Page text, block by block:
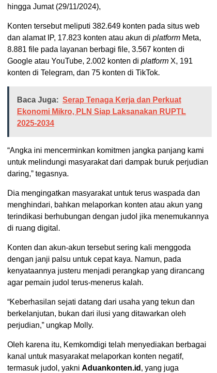
hingga Jumat (29/11/2024),
Konten tersebut meliputi 382.649 konten pada situs web
dan alamat IP, 17.823 konten atau akun di platform Meta,
8.881 file pada layanan berbagi file, 3.567 konten di
Google atau YouTube, 2.002 konten di platform X, 191
konten di Telegram, dan 75 konten di TikTok.
Baca Juga: Serap Tenaga Kerja dan Perkuat
Ekonomi Mikro, PLN Siap Laksanakan RUPTL
2025-2034
“Angka ini mencerminkan komitmen jangka panjang kami
untuk melindungi masyarakat dari dampak buruk perjudian
daring,” tegasnya.
Dia mengingatkan masyarakat untuk terus waspada dan
menghindari, bahkan melaporkan konten atau akun yang
terindikasi berhubungan dengan judol jika menemukannya
di ruang digital.
Konten dan akun-akun tersebut sering kali menggoda
dengan janji palsu untuk cepat kaya. Namun, pada
kenyataannya justeru menjadi perangkap yang dirancang
agar pemain judol terus-menerus kalah.
“Keberhasilan sejati datang dari usaha yang tekun dan
berkelanjutan, bukan dari ilusi yang ditawarkan oleh
perjudian,” ungkap Molly.
Oleh karena itu, Kemkomdigi telah menyediakan berbagai
kanal untuk masyarakat melaporkan konten negatif,
termasuk judol, yakni Aduankonten.id , yang juga